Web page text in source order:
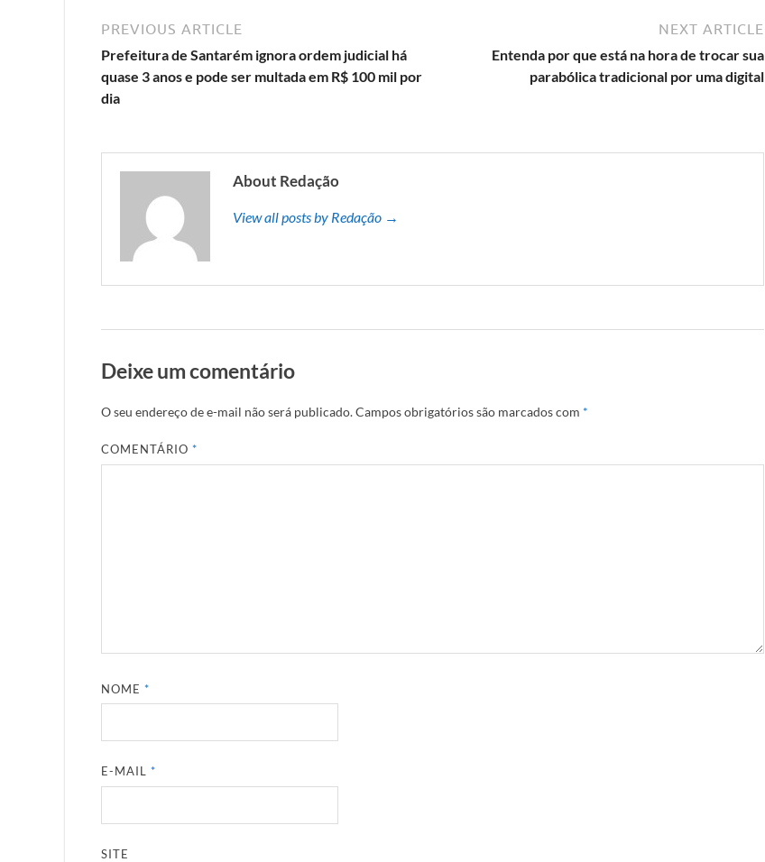
PREVIOUS ARTICLE
Prefeitura de Santarém ignora ordem judicial há
quase 3 anos e pode ser multada em R$ 100 mil por
dia
NEXT ARTICLE
Entenda por que está na hora de trocar sua
parabólica tradicional por uma digital
About Redação
View all posts by Redação →
Deixe um comentário
O seu endereço de e-mail não será publicado.Campos obrigatórios são marcados com *
COMENTÁRIO*
NOME*
E-MAIL*
SITE